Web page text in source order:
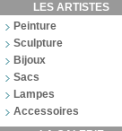
LES ARTISTES
Peinture
Sculpture
Bijoux
Sacs
Lampes
Accessoires